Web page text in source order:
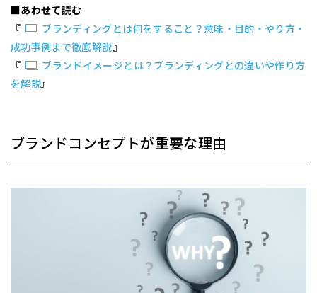
■あわせて読む
『
ブランディングとは何をすること？意味・目的・やり方・
成功事例まで徹底解説』
『
ブランドイメージとは？ブランディングとの違いや作り方
を解説』
ブランドコンセプトが重要な理由